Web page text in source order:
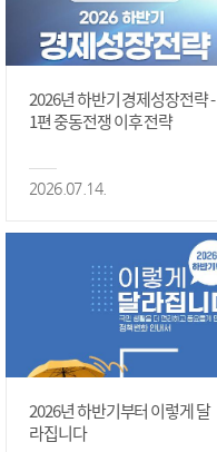
2026년 하반기 경제성장전략 -
1편 중동전쟁 이후 전략
2026.07.14.
2026년 하반기부터 이렇게 달
라집니다